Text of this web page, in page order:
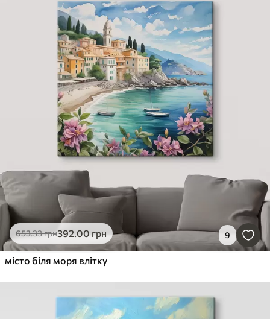
653.33грн392.00 грн 9
місто біля моря влітку